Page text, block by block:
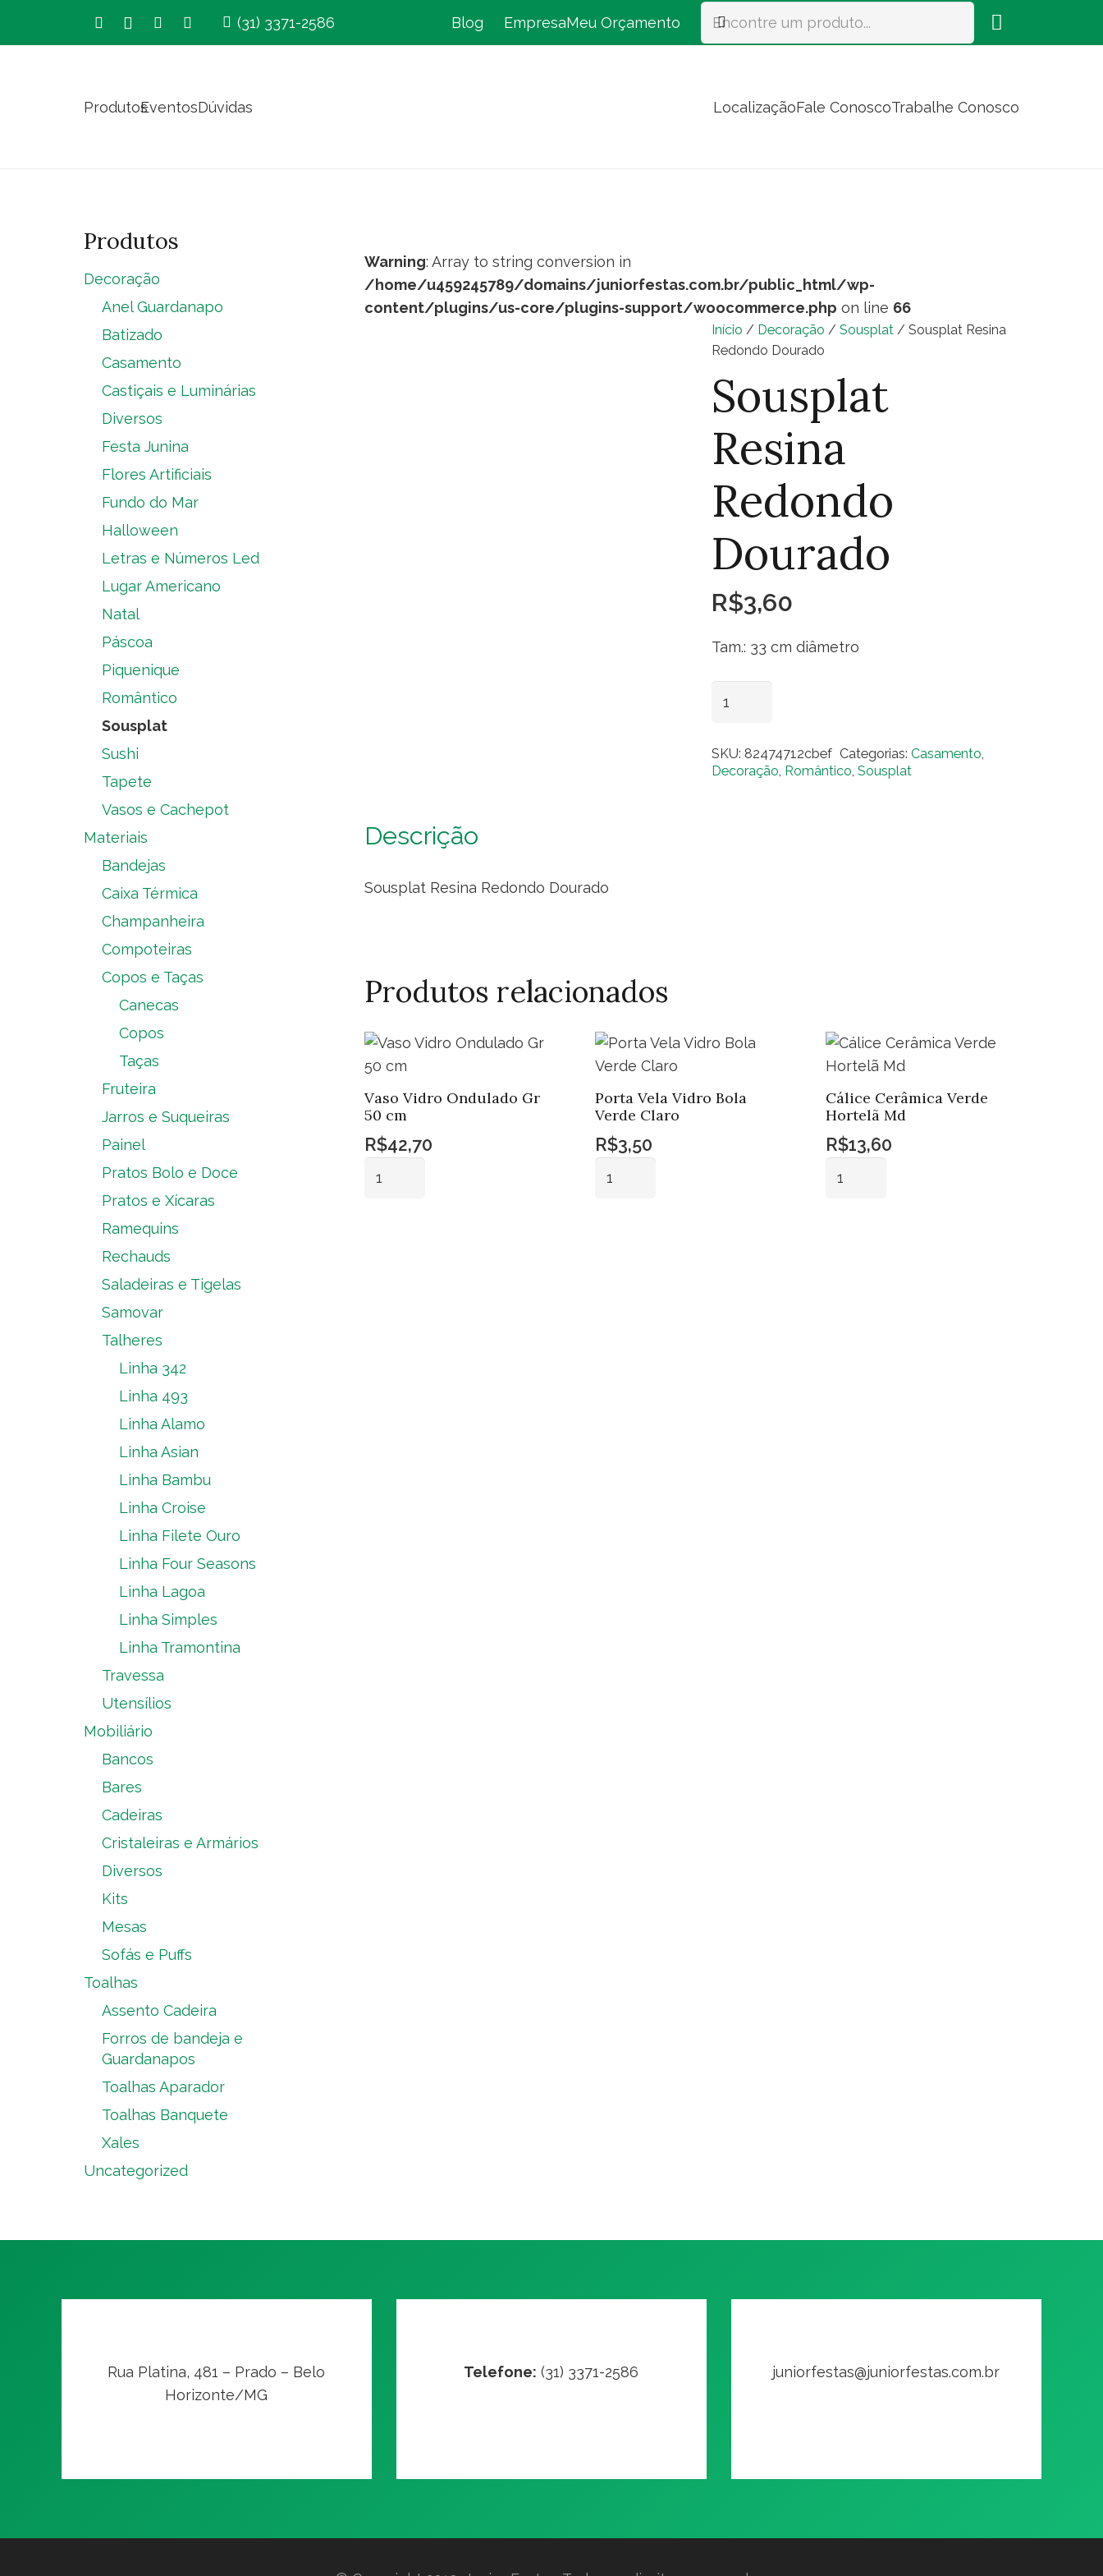
(31) 3371-2586 Blog EmpresaMeu Orçamento
ProdutosEventosDúvidas LocalizaçãoFale ConoscoTrabalhe Conosco
Warning: Array to string conversion in
/home/u459245789/domains/juniorfestas.com.br/public_html/wp-
content/plugins/us-core/plugins-support/woocommerce.php on line 66
Início / Decoração / Sousplat/ Sousplat Resina
Redondo Dourado
Sousplat
Resina
Redondo
Dourado
R$3,60
Tam.: 33 cm diâmetro
Dourado
quantidade
SKU: 82474712cbef Categorias:Casamento
Decoração Romântico Sousplat
Descrição
Sousplat Resina Redondo Dourado
Produtos relacionados
Vaso Vidro Ondulado Gr
50 cm
R$42,70
Porta Vela Vidro Bola
Verde Claro
R$3,50
Cálice Cerâmica Verde
Hortelã Md
R$13,60
Produtos
Decoração
Anel Guardanapo
Batizado
Casamento
Castiçais e Luminárias
Diversos
Festa Junina
Flores Artificiais
Fundo do Mar
Halloween
Letras e Números Led
Lugar Americano
Natal
Páscoa
Piquenique
Romântico
Sousplat
Sushi
Tapete
Vasos e Cachepot
Materiais
Bandejas
Caixa Térmica
Champanheira
Compoteiras
Copos e Taças
Canecas
Copos
Taças
Fruteira
Jarros e Suqueiras
Painel
Pratos Bolo e Doce
Pratos e Xícaras
Ramequins
Rechauds
Saladeiras e Tigelas
Samovar
Talheres
Linha 342
Linha 493
Linha Alamo
Linha Asian
Linha Bambu
Linha Croise
Linha Filete Ouro
Linha Four Seasons
Linha Lagoa
Linha Simples
Linha Tramontina
Travessa
Utensílios
Mobiliário
Bancos
Bares
Cadeiras
Cristaleiras e Armários
Diversos
Kits
Mesas
Sofás e Puffs
Toalhas
Assento Cadeira
Forros de bandeja e
Guardanapos
Toalhas Aparador
Toalhas Banquete
Xales
Uncategorized
Rua Platina, 481 – Prado – Belo
Horizonte/MG
Telefone: (31) 3371-2586 juniorfestas@juniorfestas.com.br